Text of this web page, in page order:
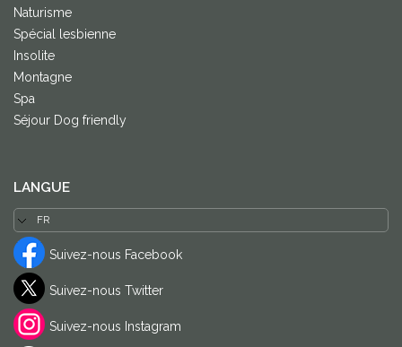
Naturisme
Spécial lesbienne
Insolite
Montagne
Spa
Séjour Dog friendly
LANGUE
Suivez-nous Facebook
Suivez-nous Twitter
Suivez-nous Instagram